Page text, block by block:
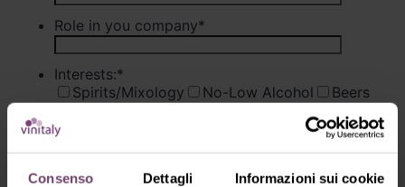
Consenso Dettagli Informazioni sui cookie